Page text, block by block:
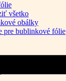
všetko
obálky
pre bublinkové fólie